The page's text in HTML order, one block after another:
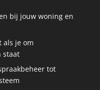
bij jouw woning en
als je om
staat
tot